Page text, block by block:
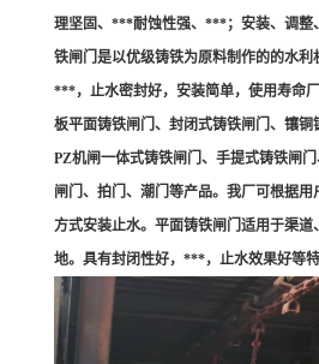
理坚固、***耐蚀性强、***；安装、调整
铁闸门是以优级铸铁为原料制作的的水
***，止水密封好，安装简单，使用寿命
板平面铸铁闸门、封闭式铸铁闸门、镶铜
PZ机闸一体式铸铁闸门、手提式铸铁闸
闸门、拍门、潮门等产品。我厂可根据
方式安装止水。平面铸铁闸门适用于渠
地。具有封闭性好，***，止水效果好等特